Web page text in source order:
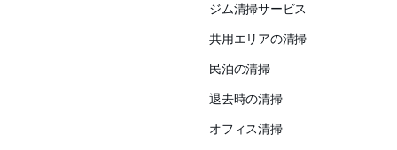
ジム清掃サービス
共用エリアの清掃
民泊の清掃
退去時の清掃
オフィス清掃